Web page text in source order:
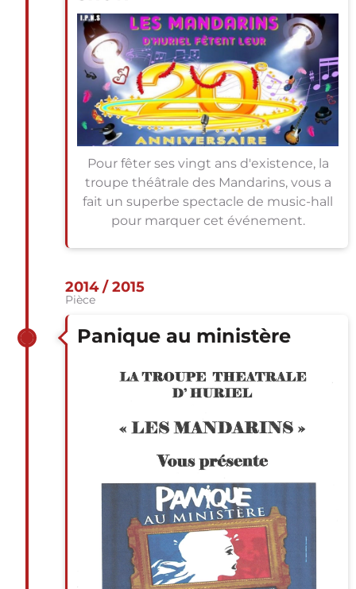
Pour fêter ses vingt ans d'existence, la
troupe théâtrale des Mandarins, vous a
fait un superbe spectacle de music-hall
pour marquer cet événement.
2014 / 2015
Pièce
Panique au ministère